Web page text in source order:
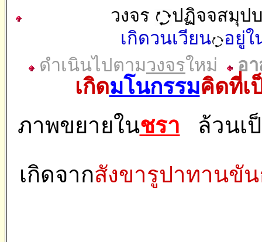
วงจร
ปฏิจจสมุป
เกิดวนเวียน
อยู่ใ
ดำเนินไปตามวงจรใหม่ อ
เกิดมโนกรรมคิดที่
ภาพขยายในชรา ล้วนเ
เกิดจากสังขารูปาทานขั